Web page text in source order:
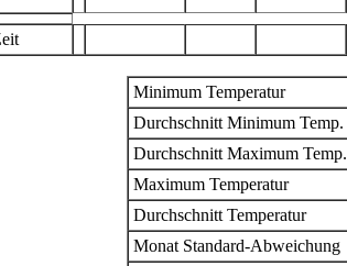
Minimum Temperatur
Durchschnitt Minimum Temp.
Durchschnitt Maximum Temp.
Maximum Temperatur
Durchschnitt Temperatur
Monat Standard-Abweichung